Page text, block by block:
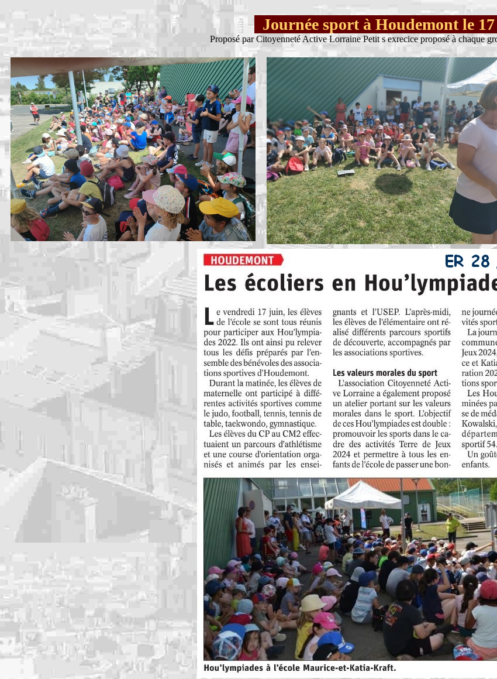
Journée sport à Houdemont le
Proposé par Citoyenneté Active Lorraine Petit s exrecice proposé à chaque